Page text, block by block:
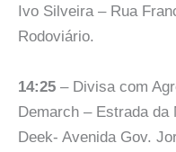
Ivo Silveira – Rua
Rodoviário.
14:25 – Divisa com
Demarch – Estrada da
Deek- Avenida Gov.